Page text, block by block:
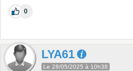
0
LYA61
Le 28/05/2025 à 10h38